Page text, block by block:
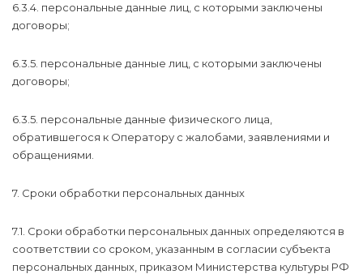
6.3.4. персональные данные лиц, с которыми заключены
договоры;
6.3.5. персональные данные лиц, с которыми заключены
договоры;
6.3.5. персональные данные физического лица,
обратившегося к Оператору с жалобами, заявлениями и
обращениями.
7. Сроки обработки персональных данных
7.1. Сроки обработки персональных данных определяются в
соответствии со сроком, указанным в согласии субъекта
персональных данных, приказом Министерства культуры РФ